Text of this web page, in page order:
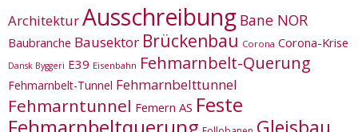
ArchitekturAusschreibung Bane NOR
Baubranche Bausektor Brückenbau Corona Corona-Krise
Dansk Byggeri E39 Eisenbahn Fehmarnbelt-Querung
Fehmarnbelt-Tunnel Fehmarnbelttunnel
Fehmarntunnel Femern AS Feste